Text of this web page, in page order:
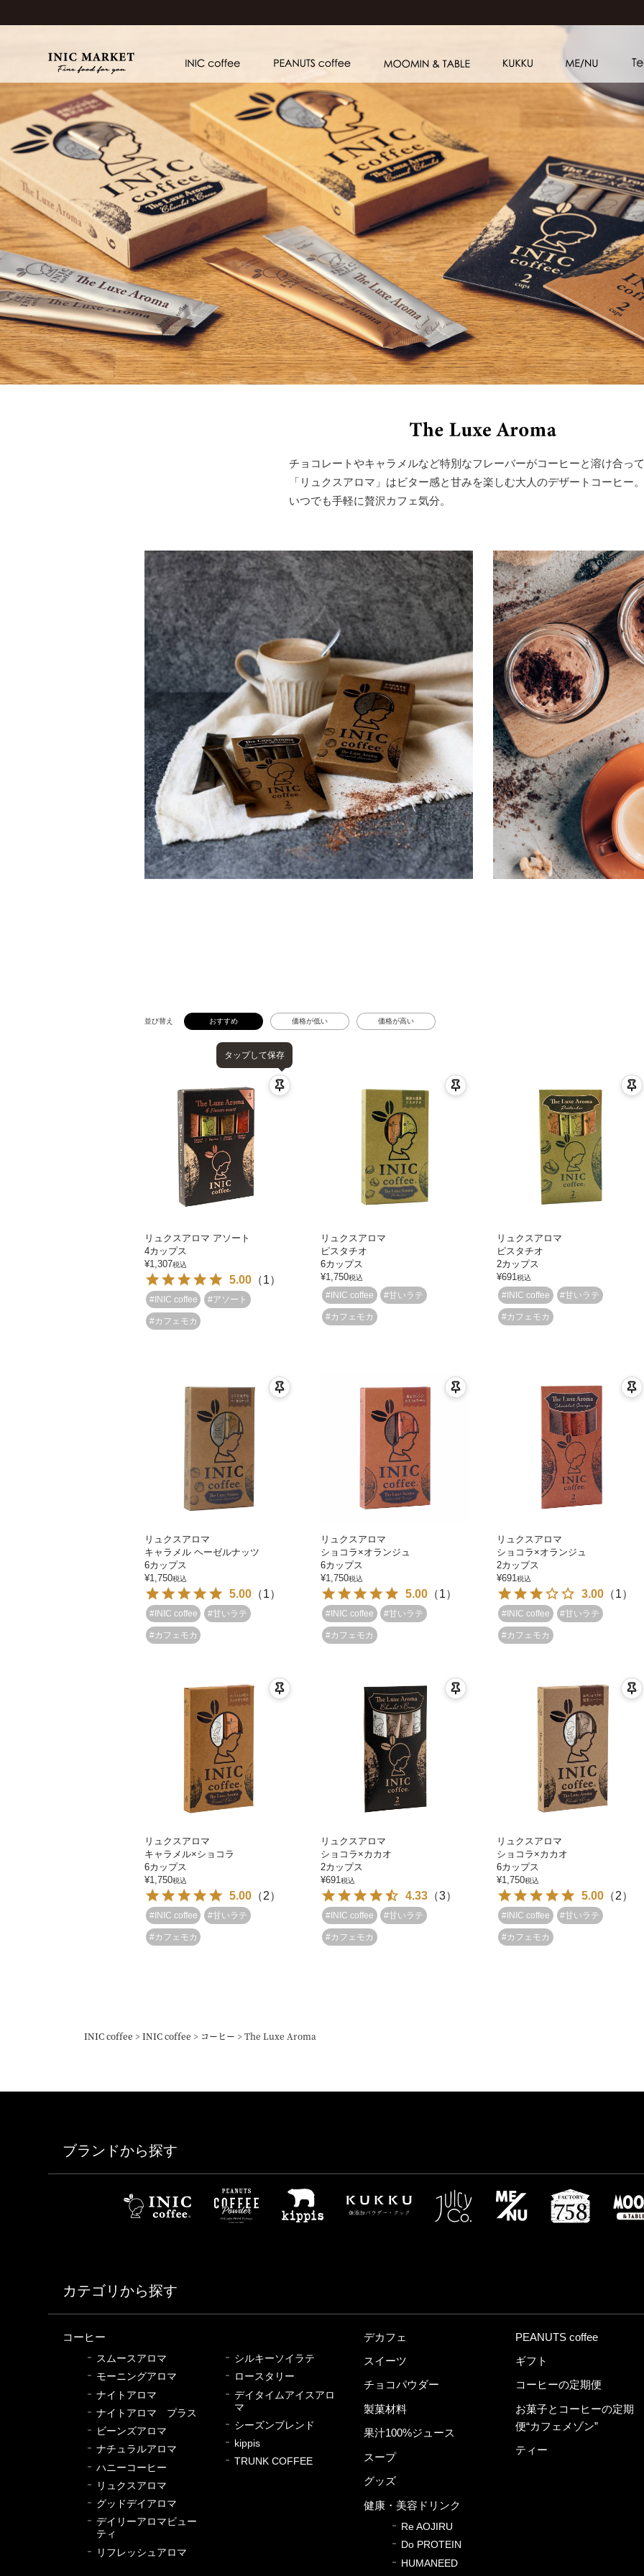
チョコレートやキャラメルなど特別なフレーバーがコーヒーと溶け合っ
「リュクスアロマ」はビター感と甘みを楽しむ大人のデザートコーヒー。
いつでも手軽に贅沢カフェ気分。
並び替え おすすめ 価格が低い 価格が高い
タップして保存
リュクスアロマ アソート
4カップス
¥1,307税込
5.00（1）
#INIC coffee #アソート
#カフェモカ
リュクスアロマ
ピスタチオ
6カップス
¥1,750税込
#INIC coffee #甘いラテ
#カフェモカ
リュクスアロマ
ピスタチオ
2カップス
¥691 税込
#INIC coffee #甘いラテ
#カフェモカ
リュクスアロマ
キャラメル ヘーゼルナッツ
6カップス
¥1,750税込
5.00（1）
#INIC coffee #甘いラテ
#カフェモカ
リュクスアロマ
ショコラ×オランジュ
6カップス
¥1,750税込
5.00（1）
#INIC coffee #甘いラテ
#カフェモカ
リュクスアロマ
ショコラ×オランジュ
2カップス
¥691税込
3.00（1）
#INIC coffee #甘いラテ
#カフェモカ
リュクスアロマ
キャラメル×ショコラ
6カップス
¥1,750税込
5.00（2）
#INIC coffee #甘いラテ
#カフェモカ
リュクスアロマ
ショコラ×カカオ
2カップス
¥691税込
4.33（3）
#INIC coffee #甘いラテ
#カフェモカ
リュクスアロマ
ショコラ×カカオ
6カップス
¥1,750税込
5.00（2）
#INIC coffee #甘いラテ
#カフェモカ
INIC coffee INIC coffee コーヒー The Luxe Aroma
ブランドから探す
カテゴリから探す
コーヒー
スムースアロマ
モーニングアロマ
ナイトアロマ
ナイトアロマ プラス
ビーンズアロマ
ナチュラルアロマ
ハニーコーヒー
リュクスアロマ
グッドデイアロマ
デイリーアロマビュー
ティ
リフレッシュアロマ
シルキーソイラテ
ロースタリー
デイタイムアイスアロ
マ
シーズンブレンド
kippis
TRUNK COFFEE
デカフェ
スイーツ
チョコパウダー
製菓材料
果汁100%ジュース
スープ
グッズ
健康・美容ドリンク
Re AOJIRU
Do PROTEIN
HUMANEED
PEANUTS coffee
ギフト
コーヒーの定期便
お菓子とコーヒーの定期
便“カフェメゾン”
ティー